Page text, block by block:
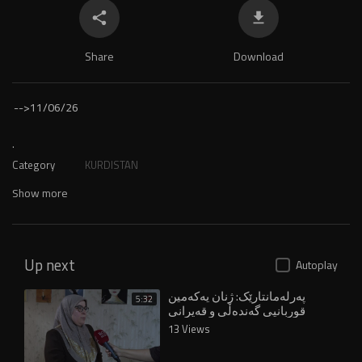
Share Download
-->11/06/26
.
Category KURDISTAN
Show more
Up next Autoplay
5:32 پەرلەمانتارێک: ژنان یەکەمین
قوربانیی گەندەڵی و قەیرانی
خزمەتگوزارین
13 Views